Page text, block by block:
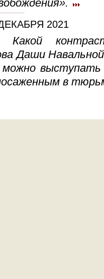
2021
Какой
Даши
в